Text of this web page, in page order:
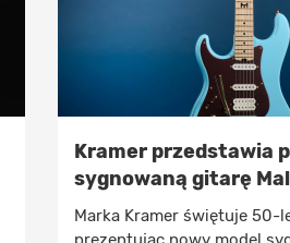
Kramer przedstawia
sygnowaną gitarę
Marka Kramer świętuje 50-